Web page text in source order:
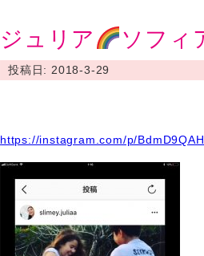
ジュリア ソフィ
投稿日: 2018-3-29
https://instagram.com/p/